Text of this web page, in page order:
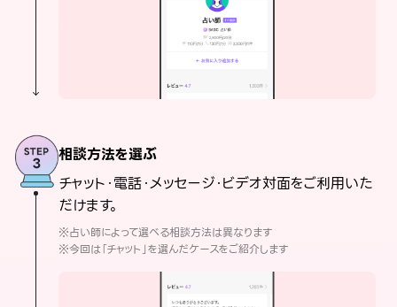
相談方法を選ぶ
チャット・電話・メッセージ・ビデオ対面をご利用いた
だけます。
※占い師によって選べる相談方法は異なります
※今回は「チャット」を選んだケースをご紹介します